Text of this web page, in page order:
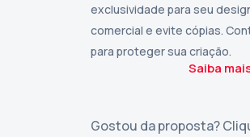
exclusividade para seu
comercial e evite cópias.
para proteger sua criação.
Saiba
Gostou da proposta?